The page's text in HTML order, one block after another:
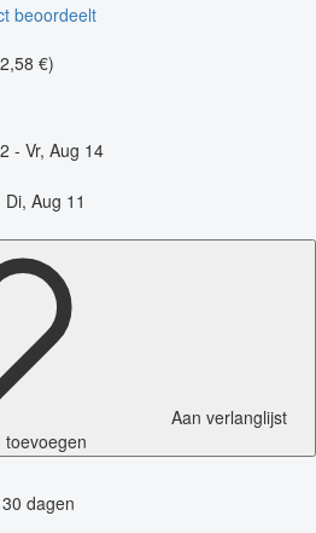
beoordeelt
€)
- Vr, Aug 14
Aug 11
Aan verlanglijst
toevoegen
dagen